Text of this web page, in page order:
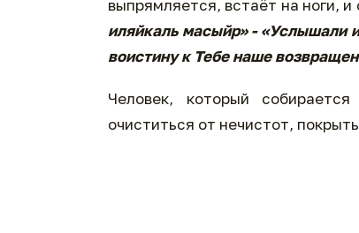
выпрямляется, встаёт на ноги, и
иляйкаль масыйр» - «Услышали
воистину к Тебе наше
Человек, который
очиститься от нечистот,